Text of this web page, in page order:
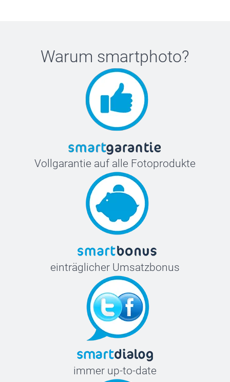
Warum smartphoto?
Vollgarantie auf alle Fotoprodukte
einträglicher Umsatzbonus
immer up-to-date